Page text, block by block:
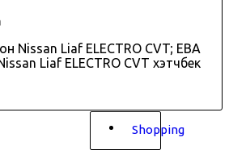
Shopping
Nissan Liaf ELECTRO CVT; ЕВА
Liaf ELECTRO CVT хэтчбек